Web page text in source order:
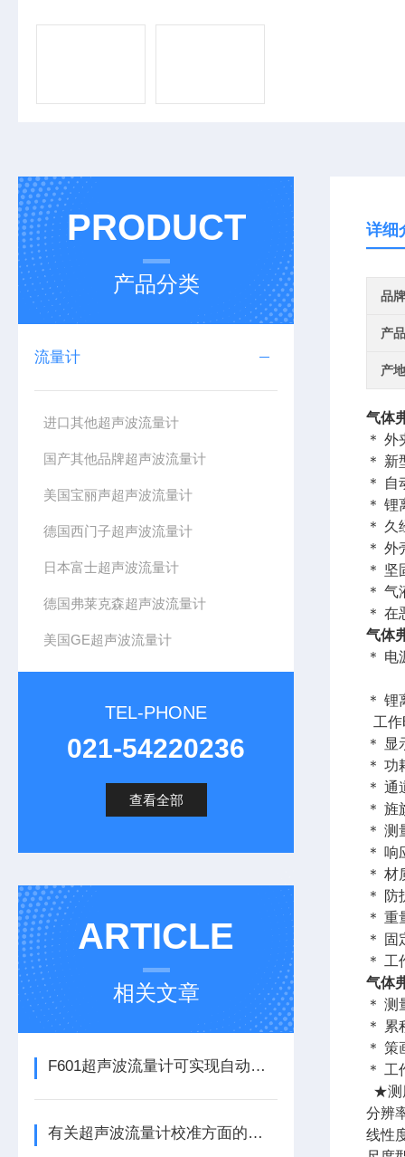
PRODUCT
产品分类
流量计
进口其他超声波流量计
国产其他品牌超声波流量计
美国宝丽声超声波流量计
德国西门子超声波流量计
日本富士超声波流量计
德国弗莱克森超声波流量计
美国GE超声波流量计
TEL-PHONE
021-54220236
查看全部
ARTICLE
相关文章
F601超声波流量计可实现自动化控制和数据采集
有关超声波流量计校准方面的说明
详细
品牌
产
产
气体
＊
＊
＊
＊
＊
＊
＊
＊ 气
＊
气体
＊
＊
工
＊
＊ 功
＊ 通
＊
＊
＊
＊
＊
＊ 重
＊
＊
气体
＊
＊
＊
＊
★测
分辨
线性